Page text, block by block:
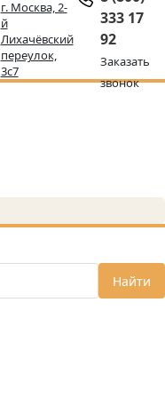
г. Москва, 2-
й
Лихачёвский
переулок,
3с7
333 17
92
Заказать
звонок
Найти